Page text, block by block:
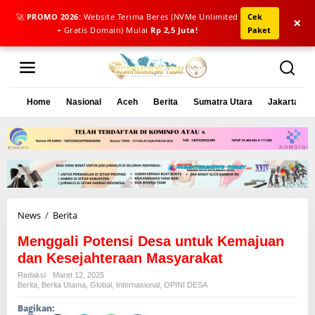
🚀 PROMO 2026: Website Terima Beres (NVMe Unlimited
+ Gratis Domain) Mulai Rp 2,5 Juta!
Cek
Paket
×
L
Home Nasional Aceh Berita Sumatra Utara Jakarta
News / Berita
n
g
g
a
l
Menggali Potensi Desa untuk Kemajuan
dan Kesejahteraan Masyarakat
Redaksi
Maret 12, 2025
Berita Berita Utama Global Internasional OPINI DESA
Bagikan: